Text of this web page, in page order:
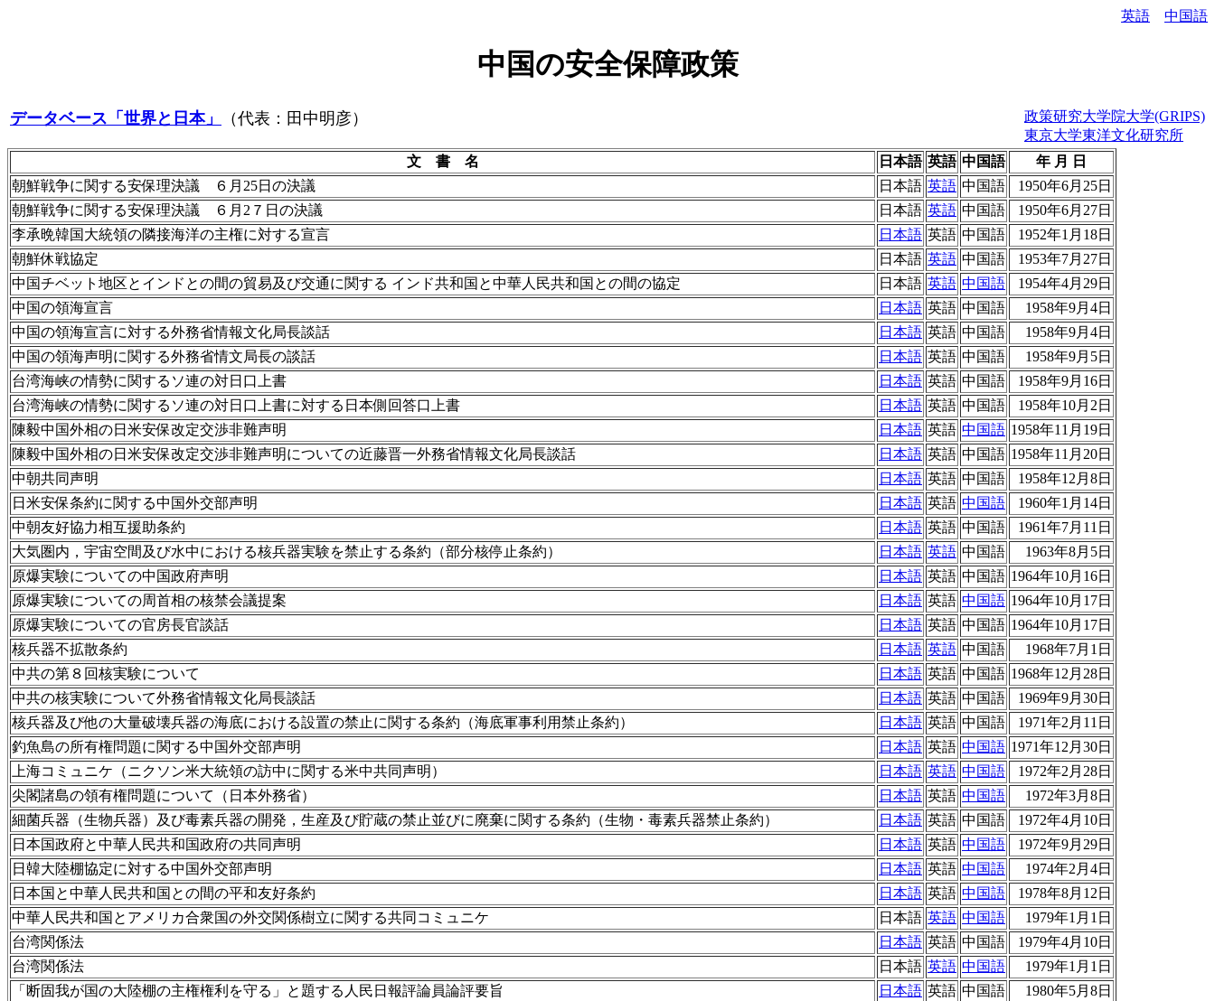
英語 中国語
中国の安全保障政策
データベース「世界と日本」 （代表：田中明彦）
政策研究大学院大学(GRIPS)
東京大学東洋文化研究所
文 書 名
日本語 英語 中国語
年 月 日
朝鮮戦争に関する安保理決議 ６月25日の決議
日本語 英語 中国語
1950年6月25日
朝鮮戦争に関する安保理決議 ６月2７日の決議
日本語 英語 中国語
1950年6月27日
李承晩韓国大統領の隣接海洋の主権に対する宣言
日本語 英語 中国語
1952年1月18日
朝鮮休戦協定
日本語 英語 中国語
1953年7月27日
中国チベット地区とインドとの間の貿易及び交通に関する インド共和国と中華人民共和国との間の協定
日本語 英語 中国語
1954年4月29日
中国の領海宣言
日本語 英語 中国語
1958年9月4日
中国の領海宣言に対する外務省情報文化局長談話
日本語 英語 中国語
1958年9月4日
中国の領海声明に関する外務省情文局長の談話
日本語 英語 中国語
1958年9月5日
台湾海峡の情勢に関するソ連の対日口上書
日本語 英語 中国語
1958年9月16日
台湾海峡の情勢に関するソ連の対日口上書に対する日本側回答口上書
日本語 英語 中国語
1958年10月2日
陳毅中国外相の日米安保改定交渉非難声明
日本語 英語 中国語 1958年11月19日
陳毅中国外相の日米安保改定交渉非難声明についての近藤晋一外務省情報文化局長談話
日本語 英語 中国語 1958年11月20日
中朝共同声明
日本語 英語 中国語
1958年12月8日
日米安保条約に関する中国外交部声明
日本語 英語 中国語
1960年1月14日
中朝友好協力相互援助条約
日本語 英語 中国語
1961年7月11日
大気圏内，宇宙空間及び水中における核兵器実験を禁止する条約（部分核停止条約）
日本語 英語 中国語
1963年8月5日
原爆実験についての中国政府声明
日本語 英語 中国語 1964年10月16日
原爆実験についての周首相の核禁会議提案
日本語 英語 中国語 1964年10月17日
原爆実験についての官房長官談話
日本語 英語 中国語 1964年10月17日
核兵器不拡散条約
日本語 英語 中国語
1968年7月1日
中共の第８回核実験について
日本語 英語 中国語 1968年12月28日
中共の核実験について外務省情報文化局長談話
日本語 英語 中国語
1969年9月30日
核兵器及び他の大量破壊兵器の海底における設置の禁止に関する条約（海底軍事利用禁止条約）
日本語 英語 中国語
1971年2月11日
釣魚島の所有権問題に関する中国外交部声明
日本語 英語 中国語 1971年12月30日
上海コミュニケ（ニクソン米大統領の訪中に関する米中共同声明）
日本語 英語 中国語
1972年2月28日
尖閣諸島の領有権問題について（日本外務省）
日本語 英語 中国語
1972年3月8日
細菌兵器（生物兵器）及び毒素兵器の開発，生産及び貯蔵の禁止並びに廃棄に関する条約（生物・毒素兵器禁止条約）
日本語 英語 中国語
1972年4月10日
日本国政府と中華人民共和国政府の共同声明
日本語 英語 中国語
1972年9月29日
日韓大陸棚協定に対する中国外交部声明
日本語 英語 中国語
1974年2月4日
日本国と中華人民共和国との間の平和友好条約
日本語 英語 中国語
1978年8月12日
中華人民共和国とアメリカ合衆国の外交関係樹立に関する共同コミュニケ
日本語 英語 中国語
1979年1月1日
台湾関係法
日本語 英語 中国語
1979年4月10日
台湾関係法
日本語 英語 中国語
1979年1月1日
「断固我が国の大陸棚の主権権利を守る」と題する人民日報評論員論評要旨
日本語 英語 中国語
1980年5月8日